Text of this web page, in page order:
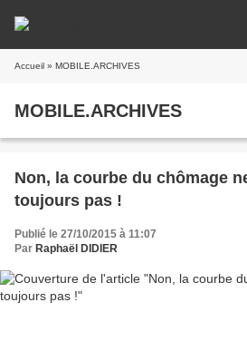
Accueil » MOBILE.ARCHIVES
MOBILE.ARCHIVES
Non, la courbe du chômage
toujours pas !
Publié le 27/10/2015 à 11:07
Par Raphaël DIDIER